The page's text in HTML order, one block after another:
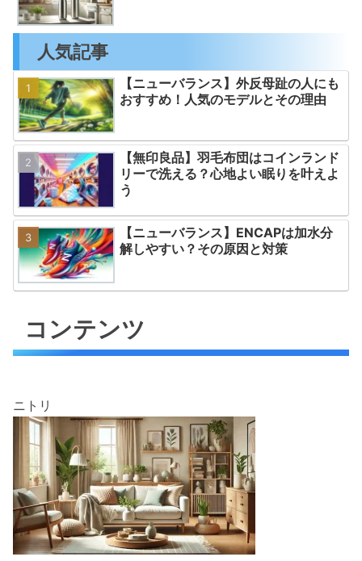
人気記事
【ニューバランス】外反母趾の人にも
おすすめ！人気のモデルとその理由
【無印良品】羽毛布団はコインランド
リーで洗える？心地よい眠りを叶えよ
う
【ニューバランス】ENCAPは加水分
解しやすい？その原因と対策
コンテンツ
ニトリ